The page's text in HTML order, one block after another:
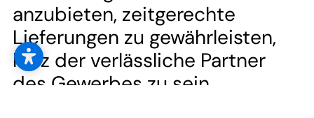
anzubieten, zeitgerechte
Lieferungen zu gewährleisten,
kurz der verlässliche Partner
des Gewerbes zu sein.